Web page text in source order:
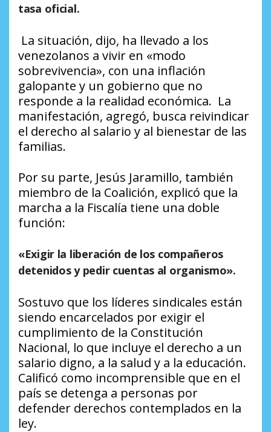
tasa oficial.
La situación, dijo, ha llevado a los
venezolanos a vivir en «modo
sobrevivencia», con una inflación
galopante y un gobierno que no
responde a la realidad económica. La
manifestación, agregó, busca reivindicar
el derecho al salario y al bienestar de las
familias.
Por su parte, Jesús Jaramillo, también
miembro de la Coalición, explicó que la
marcha a la Fiscalía tiene una doble
función:
«Exigir la liberación de los compañeros
detenidos y pedir cuentas al organismo».
Sostuvo que los líderes sindicales están
siendo encarcelados por exigir el
cumplimiento de la Constitución
Nacional, lo que incluye el derecho a un
salario digno, a la salud y a la educación.
Calificó como incomprensible que en el
país se detenga a personas por
defender derechos contemplados en la
ley.